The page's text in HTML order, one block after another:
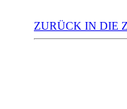
ZURÜCK IN DIE